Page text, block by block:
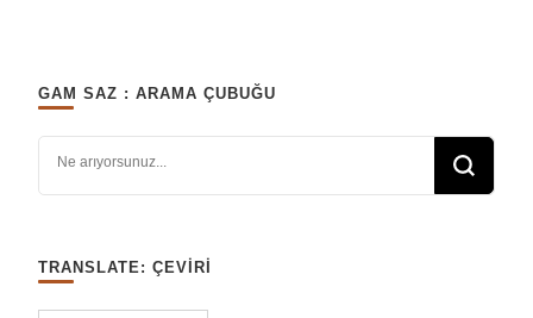
GAM SAZ : ARAMA ÇUBUĞU
TRANSLATE: ÇEVIRI